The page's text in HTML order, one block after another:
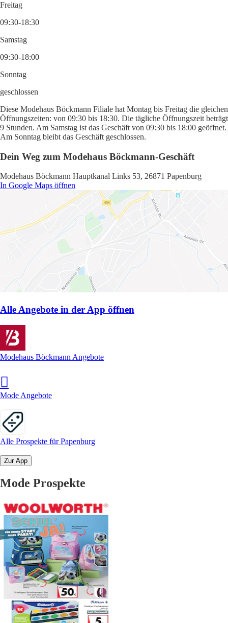
Freitag
09:30-18:30
Samstag
09:30-18:00
Sonntag
geschlossen
Diese Modehaus Böckmann Filiale hat Montag bis Freitag die gleichen
Öffnungszeiten: von 09:30 bis 18:30. Die tägliche Öffnungszeit beträgt
9 Stunden. Am Samstag ist das Geschäft von 09:30 bis 18:00 geöffnet.
Am Sonntag bleibt das Geschäft geschlossen.
Dein Weg zum Modehaus Böckmann-Geschäft
Modehaus Böckmann Hauptkanal Links 53, 26871 Papenburg
In Google Maps öffnen
Alle Angebote in der App öffnen
Modehaus Böckmann Angebote
Mode Angebote
Alle Prospekte für Papenburg
Zur App
Mode Prospekte